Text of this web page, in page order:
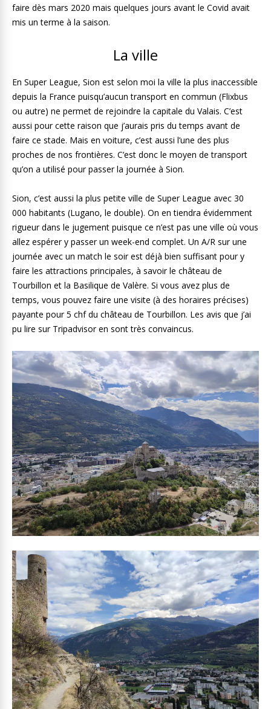
faire dès mars 2020 mais quelques jours avant le Covid avait
mis un terme à la saison.
La ville
En Super League, Sion est selon moi la ville la plus inaccessible
depuis la France puisqu’aucun transport en commun (Flixbus
ou autre) ne permet de rejoindre la capitale du Valais. C’est
aussi pour cette raison que j’aurais pris du temps avant de
faire ce stade. Mais en voiture, c’est aussi l’une des plus
proches de nos frontières. C’est donc le moyen de transport
qu’on a utilisé pour passer la journée à Sion.
Sion, c’est aussi la plus petite ville de Super League avec 30
000 habitants (Lugano, le double). On en tiendra évidemment
rigueur dans le jugement puisque ce n’est pas une ville où vous
allez espérer y passer un week-end complet. Un A/R sur une
journée avec un match le soir est déjà bien suffisant pour y
faire les attractions principales, à savoir le château de
Tourbillon et la Basilique de Valère. Si vous avez plus de
temps, vous pouvez faire une visite (à des horaires précises)
payante pour 5 chf du château de Tourbillon. Les avis que j’ai
pu lire sur Tripadvisor en sont très convaincus.